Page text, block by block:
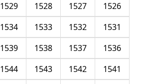
1526
1527
1528
1529
1531
1532
1533
1534
1536
1537
1538
1539
1541
1542
1543
1544